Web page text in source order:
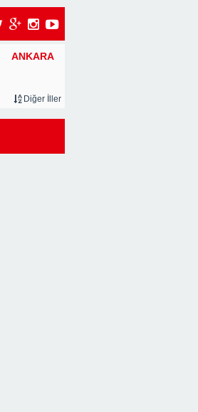
ANKARA
Diğer İller